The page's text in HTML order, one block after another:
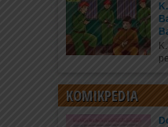
KOMIKPEDIA